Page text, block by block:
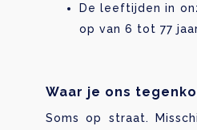
De leeftijden in
op van 6 tot 77
Waar je ons
Soms op straat.